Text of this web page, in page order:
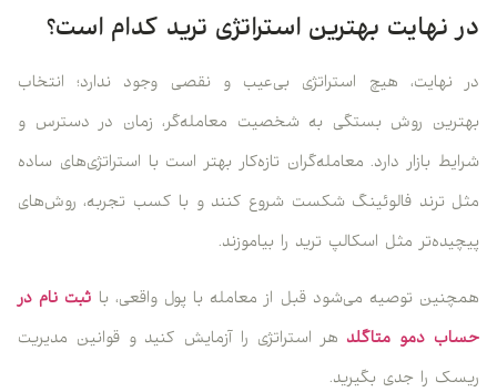
در نهایت بهترین استراتژی ترید کدام است؟
در نهایت، هیچ استراتژی بی‌عیب و نقصی وجود ندارد؛ انتخاب
بهترین روش بستگی به شخصیت معامله‌گر، زمان در دسترس و
شرایط بازار دارد. معامله‌گران تازه‌کار بهتر است با استراتژی‌های ساده
مثل ترند فالوئینگ شکست شروع کنند و با کسب تجربه، روش‌های
پیچیده‌تر مثل اسکالپ ترید را بیاموزند.
همچنین توصیه می‌شود قبل از معامله با پول واقعی، با ثبت نام در
حساب دمو متاگلد هر استراتژی را آزمایش کنید و قوانین مدیریت
ریسک را جدی بگیرید.